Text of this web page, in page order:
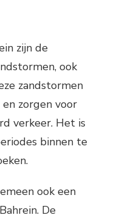
zijn de
ook
zandstormen
zorgen voor
verkeer. Het is
binnen te
ook een
De